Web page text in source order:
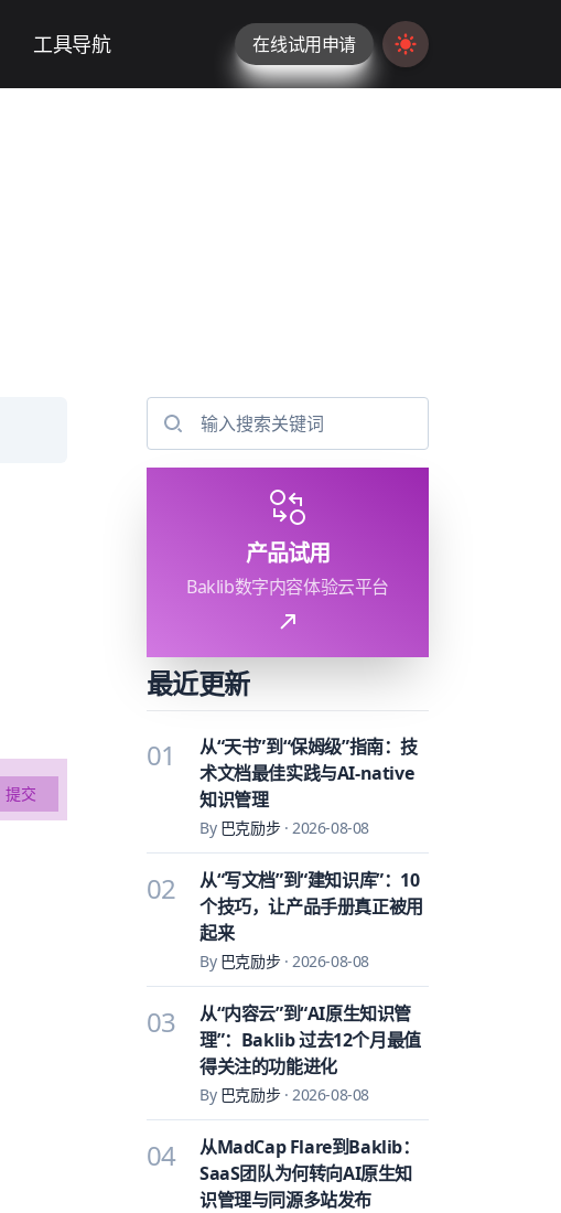
工具导航 在线试用申请 Switch to light /
产品试用
Baklib数字内容体验云平台
最近更新
01
从“天书”到“保姆级”指南：技
术文档最佳实践与AI-native
知识管理
By 巴克励步·2026-08-08
02
从“写文档”到“建知识库”：10
个技巧，让产品手册真正被用
起来
By 巴克励步·2026-08-08
03
从“内容云”到“AI原生知识管
理”：Baklib 过去12个月最值
得关注的功能进化
By 巴克励步·2026-08-08
04
从MadCap Flare到Baklib：
SaaS团队为何转向AI原生知
识管理与同源多站发布